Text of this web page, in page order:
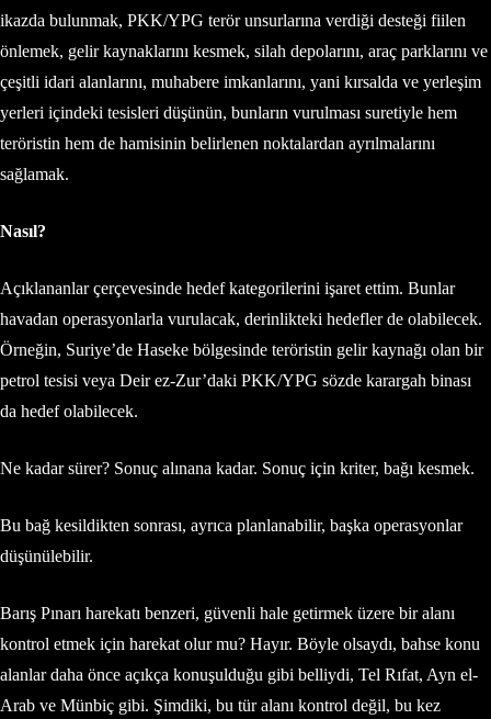
ikazda bulunmak, PKK/YPG terör unsurlarına verdiği desteği fiilen
önlemek, gelir kaynaklarını kesmek, silah depolarını, araç parklarını ve
çeşitli idari alanlarını, muhabere imkanlarını, yani kırsalda ve yerleşim
yerleri içindeki tesisleri düşünün, bunların vurulması suretiyle hem
teröristin hem de hamisinin belirlenen noktalardan ayrılmalarını
sağlamak.
Nasıl?
Açıklananlar çerçevesinde hedef kategorilerini işaret ettim. Bunlar
havadan operasyonlarla vurulacak, derinlikteki hedefler de olabilecek.
Örneğin, Suriye’de Haseke bölgesinde teröristin gelir kaynağı olan bir
petrol tesisi veya Deir ez-Zur’daki PKK/YPG sözde karargah binası
da hedef olabilecek.
Ne kadar sürer? Sonuç alınana kadar. Sonuç için kriter, bağı kesmek.
Bu bağ kesildikten sonrası, ayrıca planlanabilir, başka operasyonlar
düşünülebilir.
Barış Pınarı harekatı benzeri, güvenli hale getirmek üzere bir alanı
kontrol etmek için harekat olur mu? Hayır. Böyle olsaydı, bahse konu
alanlar daha önce açıkça konuşulduğu gibi belliydi, Tel Rıfat, Ayn el-
Arab ve Münbiç gibi. Şimdiki, bu tür alanı kontrol değil, bu kez